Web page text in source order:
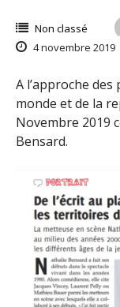
Non classé
4 novembre 2019
A l’approche
monde et de la
Novembre 2019
Bensard.